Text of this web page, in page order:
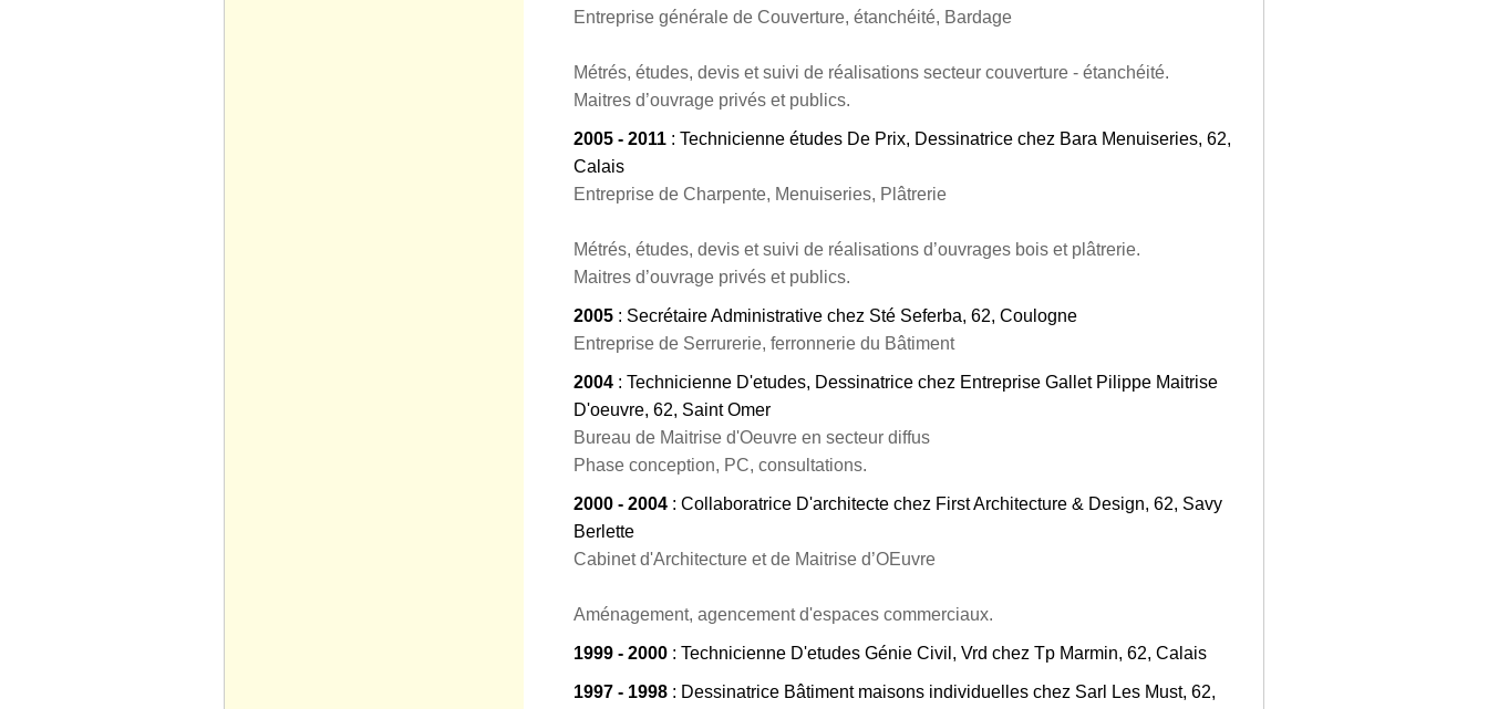
Entreprise générale de Couverture, étanchéité, Bardage
Métrés, études, devis et suivi de réalisations secteur couverture - étanchéité.
Maitres d’ouvrage privés et publics.
2005 - 2011 : Technicienne études De Prix, Dessinatrice chez Bara Menuiseries, 62,
Calais
Entreprise de Charpente, Menuiseries, Plâtrerie
Métrés, études, devis et suivi de réalisations d’ouvrages bois et plâtrerie.
Maitres d’ouvrage privés et publics.
2005 : Secrétaire Administrative chez Sté Seferba, 62, Coulogne
Entreprise de Serrurerie, ferronnerie du Bâtiment
2004 : Technicienne D'etudes, Dessinatrice chez Entreprise Gallet Pilippe Maitrise
D'oeuvre, 62, Saint Omer
Bureau de Maitrise d'Oeuvre en secteur diffus
Phase conception, PC, consultations.
2000 - 2004 : Collaboratrice D'architecte chez First Architecture & Design, 62, Savy
Berlette
Cabinet d'Architecture et de Maitrise d’OEuvre
Aménagement, agencement d'espaces commerciaux.
1999 - 2000 : Technicienne D'etudes Génie Civil, Vrd chez Tp Marmin, 62, Calais
1997 - 1998 : Dessinatrice Bâtiment maisons individuelles chez Sarl Les Must, 62,